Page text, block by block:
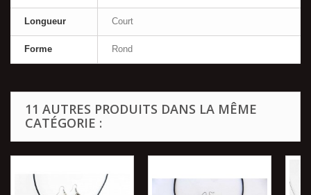
Longueur Court
Forme Rond
11 AUTRES PRODUITS DANS LA MÊME
CATÉGORIE :